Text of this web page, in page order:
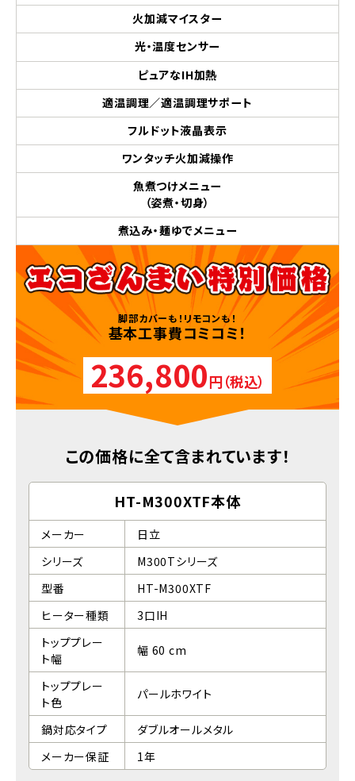
火加減マイスター
光・温度センサー
ピュアなIH加熱
適温調理／適温調理サポート
フルドット液晶表示
ワンタッチ火加減操作
魚煮つけメニュー
（姿煮・切身）
煮込み・麺ゆでメニュー
脚部カバーも！リモコンも！
基本工事費コミコミ！
236,800円（税込）
この価格に全て含まれています！
HT-M300XTF本体
メーカー
日立
シリーズ
M300Tシリーズ
型番
HT-M300XTF
ヒーター種類
3口IH
トッププレー
ト幅
幅 60 cm
トッププレー
ト色
パールホワイト
鍋対応タイプ
ダブルオールメタル
メーカー保証
1年